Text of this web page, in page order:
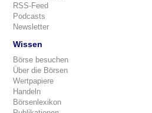
RSS-Feed
Podcasts
Newsletter
Wissen
Börse besuchen
Über die Börsen
Wertpapiere
Handeln
Börsenlexikon